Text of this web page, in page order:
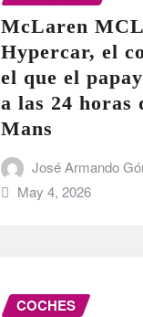
McLaren
Hypercar, el
el que el
a las 24 horas
Mans
José Armando
May 4, 2026
COCHES